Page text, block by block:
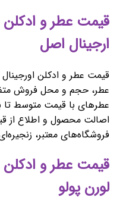
ارجینال اصل
قیمت عطر و ادکلن اورجینال
عطر، حجم و محل فروش
عطرهای با قیمت متوسط تا
اصالت محصول و اطلاع از
فروشگاه‌های معتبر،
لورن پولو